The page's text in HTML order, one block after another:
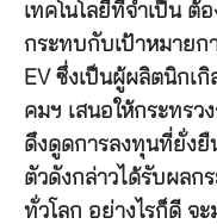
เทคโนโลยีที่จำเป็น ต้
กระทบกับเป้าหมายก
EV ซึ่งเป็นผู้ผลิตนิกเ
คมฯ เสนอให้กระทรว
ดึงดูดการลงทุนที่ยั่งยื
ตัวดังกล่าวได้รับผลก
ทั่วโลก อย่างไรก็ดี จ